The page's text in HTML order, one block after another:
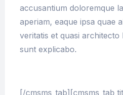
accusantium doloremque
aperiam, eaque ipsa quae
veritatis et quasi architecto
sunt explicabo.
[/cmsms_tab][cmsms_tab